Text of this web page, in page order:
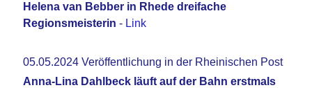
Helena van Bebber in Rhede dreifache
Regionsmeisterin - Link
05.05.2024 Veröffentlichung in der Rheinischen Post
Anna-Lina Dahlbeck läuft auf der Bahn erstmals